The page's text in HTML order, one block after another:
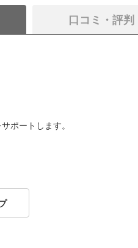
口コミ・評判
ポートします。